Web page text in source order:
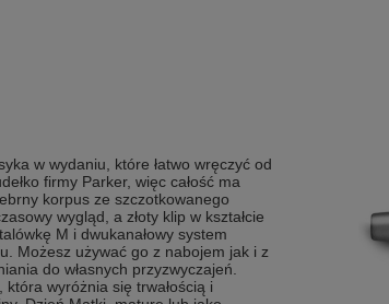
w wydaniu, które łatwo wręczyć od
firmy Parker, więc całość ma
korpus ze szczotkowanego
wygląd, a złoty klip w kształcie
M i dwukanałowy system
Możesz używać go z nabojem jak i z
do własnych przyzwyczajeń.
wyróżnia się trwałością i